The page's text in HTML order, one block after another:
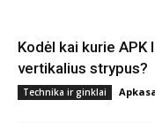
Kodėl kai kurie
vertikalius strypus?
Technika ir ginklai